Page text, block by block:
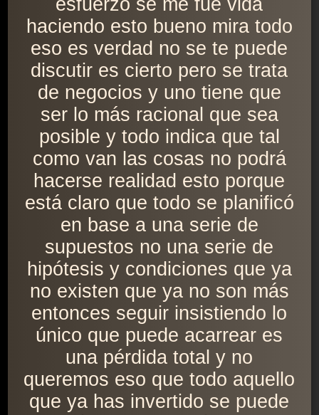
esfuerzo se me fue vida
haciendo esto bueno mira todo
eso es verdad no se te puede
discutir es cierto pero se trata
de negocios y uno tiene que
ser lo más racional que sea
posible y todo indica que tal
como van las cosas no podrá
hacerse realidad esto porque
está claro que todo se planificó
en base a una serie de
supuestos no una serie de
hipótesis y condiciones que ya
no existen que ya no son más
entonces seguir insistiendo lo
único que puede acarrear es
una pérdida total y no
queremos eso que todo aquello
que ya has invertido se puede